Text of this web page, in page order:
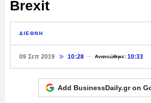
Brexit
ΔΙΕΘΝΗ
09 Σεπ 2019 10:28 Ανανεώθηκε: 10:33
Add BusinessDaily.gr on